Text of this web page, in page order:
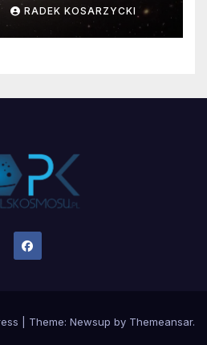
RADEK KOSARZYCKI
Theme: Newsup by Themeansar.